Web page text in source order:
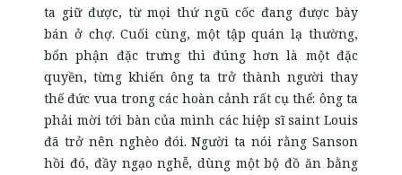
ta giữ được, từ mọi thứ ngũ cốc đang được bày
bán ở chợ. Cuối cùng, một tập quán lạ thường,
bổn phận đặc trưng thì đúng hơn là một đặc
quyền, từng khiến ông ta trở thành người thay
thế đức vua trong các hoàn cảnh rất cụ thể: ông ta
phải mời tới bàn của mình các hiệp sĩ saint Louis
đã trở nên nghèo đói. Người ta nói rằng Sanson
hồi đó, đầy ngạo nghễ, dùng một bộ đồ ăn bằng